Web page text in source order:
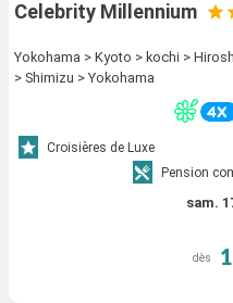
Celebrity Millennium
Yokohama > Kyoto > kochi >
> Shimizu > Yokohama
Croisières de Luxe
Pension
sam.
dès